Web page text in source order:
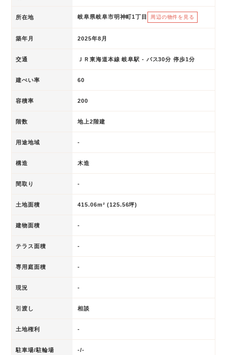
所在地 岐阜県岐阜市明神町1丁目 周辺の物件を見る
築年月 2025年8月
交通 ＪＲ東海道本線 岐阜駅 - バス30分 停歩1分
建ぺい率 60
容積率 200
階数 地上2階建
用途地域 -
構造 木造
間取り -
土地面積 415.06m² (125.56坪)
建物面積 -
テラス面積 -
専用庭面積 -
現況 -
引渡し 相談
土地権利 -
駐車場/駐輪場 -/-